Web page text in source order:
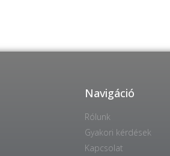
Navigáció
Rólunk
Gyakori kérdések
Kapcsolat